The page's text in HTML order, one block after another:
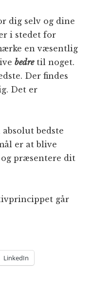
dig selv og dine
i stedet for
en væsentlig
bedretil noget.
Der findes
Det er
bedste
er at blive
præsentere dit
går
LinkedIn